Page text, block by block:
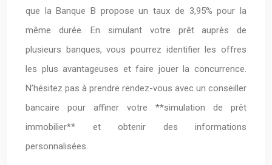
que la Banque B propose un taux de 3,95% pour la
même durée. En simulant votre prêt auprès de
plusieurs banques, vous pourrez identifier les offres
les plus avantageuses et faire jouer la concurrence.
N’hésitez pas à prendre rendez-vous avec un conseiller
bancaire pour affiner votre **simulation de prêt
immobilier** et obtenir des informations
personnalisées.